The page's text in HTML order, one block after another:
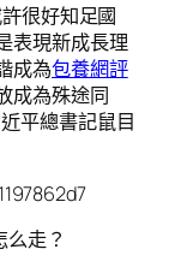
很好知足國
表現新成長理
成為包養網評
成為殊途同
平總書記鼠目
走？